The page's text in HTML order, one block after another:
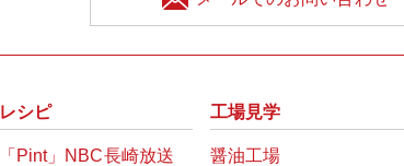
レシピ
「Pint」NBC長崎放送
工場見学
醤油工場